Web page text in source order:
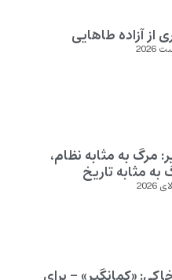
از آزاده طاهایی
مرگ به مثابه نظام،
مثابه تاریخ